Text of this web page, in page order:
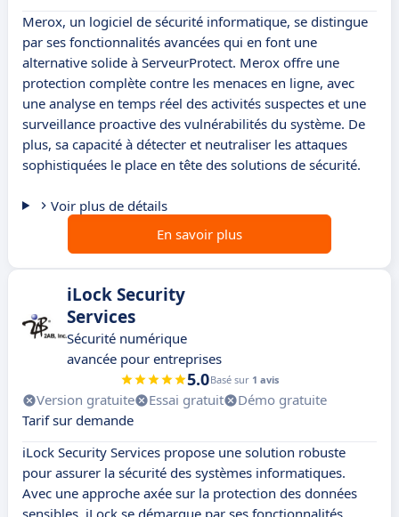
Merox, un logiciel de sécurité informatique, se distingue
par ses fonctionnalités avancées qui en font une
alternative solide à ServeurProtect. Merox offre une
protection complète contre les menaces en ligne, avec
une analyse en temps réel des activités suspectes et une
surveillance proactive des vulnérabilités du système. De
plus, sa capacité à détecter et neutraliser les attaques
sophistiquées le place en tête des solutions de sécurité.
Voir plus de détails
En savoir plus
iLock Security
Services
Sécurité numérique
avancée pour entreprises
5.0Basé sur 1 avis
Version gratuite Essai gratuit
Démo gratuite
Tarif sur demande
iLock Security Services propose une solution robuste
pour assurer la sécurité des systèmes informatiques.
Avec une approche axée sur la protection des données